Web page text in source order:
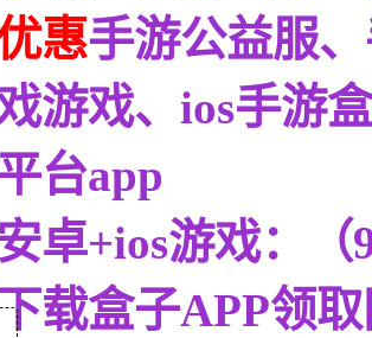
惠手游公益服
游戏、ios手游
台app
卓+ios游戏：
载盒子APP领